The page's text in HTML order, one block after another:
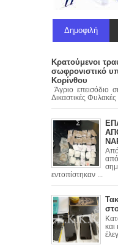
Δημοφιλή
Κρατούμενοι
σωφρονιστικό
Κορίνθου
Άγριο επεισόδιο
Δικαστικές
από
εντοπίστηκαν ...
και